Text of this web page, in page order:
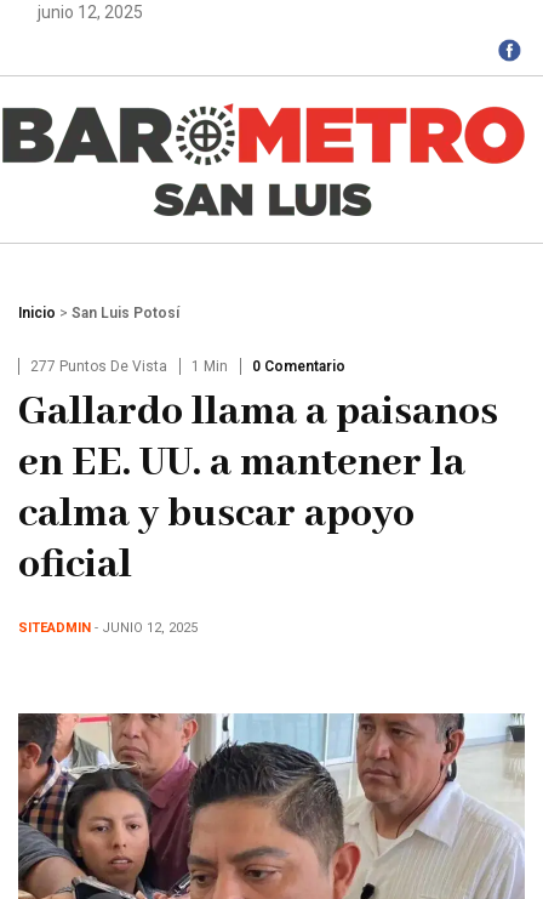
junio 12, 2025
Inicio > San Luis Potosí
277 Puntos De Vista 1 Min 0 Comentario
Gallardo llama a paisanos
en EE. UU. a mantener la
calma y buscar apoyo
oficial
SITEADMIN - JUNIO 12, 2025